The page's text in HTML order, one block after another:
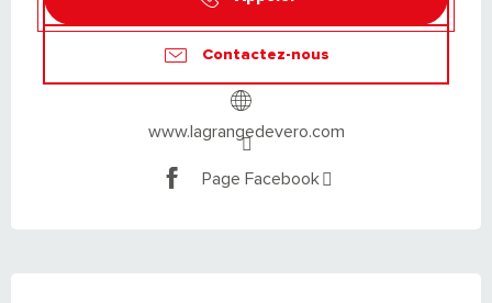
Contactez-nous
www.lagrangedevero.com
Page Facebook